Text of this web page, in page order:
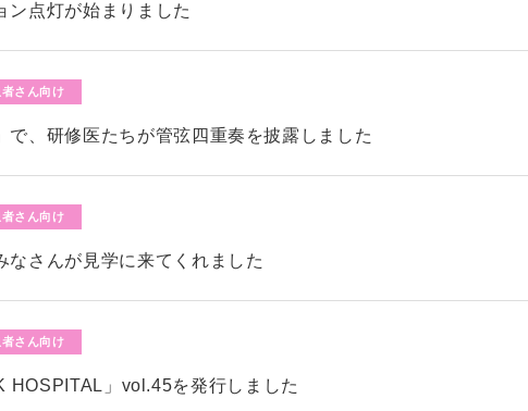
ン点灯が始まりました
者さん向け
で、研修医たちが管弦四重奏を披露しました
者さん向け
なさんが見学に来てくれました
者さん向け
HOSPITAL」vol.45を発行しました